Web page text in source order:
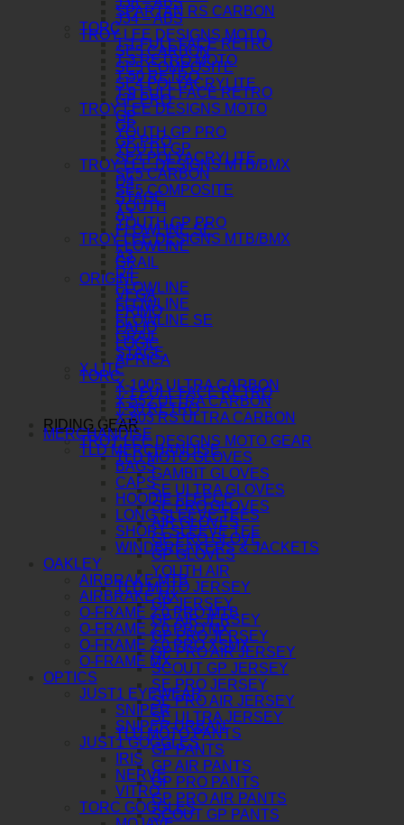
J34 – ABS
TROY LEE DESIGNS MOTO
SE5 CARBON
SE5 COMPOSITE
SE4 POLYACRYLITE
GP PRO
GP
YOUTH GP PRO
YOUTH GP
TROY LEE DESIGNS MTB/BMX
D4
STAGE
A3
FLOWLINE SE
FLOWLINE
GRAIL
ORIGINE
VEGA
PRIMO
PALIO
LOGIC
APRICA
TORC
T-1 FULL FACE RETRO
T-50 RETRO
RIDING GEAR
TROY LEE DESIGNS MOTO GEAR
TLD MOTO GLOVES
GAMBIT GLOVES
SE ULTRA GLOVES
SE PRO GLOVES
AIR GLOVES
GP PRO GLOVE
GP GLOVES
YOUTH AIR
TLD MOTO JERSEY
GP JERSEY
GP AIR JERSEY
GP PRO JERSEY
GP PRO AIR JERSEY
SCOUT GP JERSEY
SE PRO JERSEY
SE PRO AIR JERSEY
SE ULTRA JERSEY
TLD MOTO PANTS
GP PANTS
GP AIR PANTS
GP PRO PANTS
GP PRO AIR PANTS
SCOUT GP PANTS
SPARTAN RS CARBON
TORC
T-1 FULL FACE RETRO
T-3 RETRO MOTO
T-50 RETRO
T-9 FULL FACE RETRO
TROY LEE DESIGNS MOTO
GP
GP PRO
SE4 POLYACRYLITE
SE5 CARBON
SE5 COMPOSITE
YOUTH
YOUTH GP PRO
TROY LEE DESIGNS MTB/BMX
A3
D4
FLOWLINE
FLOWLINE
FLOWLINE SE
GRAIL
STAGE
X-LITE
X-1005 ULTRA CARBON
X-552 ULTRA CARBON
X-803 RS ULTRA CARBON
MERCHANDISE
TLD MERCHANDISE
BAGS
CAPS
HOODIE FLEECE
LONG SLEEVE TEES
SHORT SLEEVE TEE
WINDBREAKERS & JACKETS
OAKLEY
AIRBRAKE MTB
AIRBRAKE MX
O-FRAME 2.0 PRO MTB
O-FRAME 2.0 PRO MX
O-FRAME 2.0 PRO XSMX
O-FRAME MX
OPTICS
JUST1 EYEWEAR
SNIPER
SNIPER URBAN
JUST1 GOGGLES
IRIS
NERVE
VITRO
TORC GOGGLES